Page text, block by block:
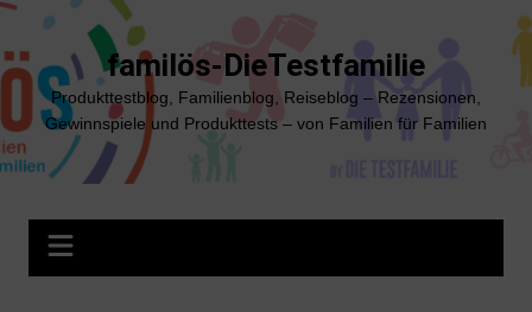
Zum
springen
familös-DieTestfamilie
Produkttestblog, Familienblog, Reiseblog – Rezensionen,
Gewinnspiele und Produkttests – von Familien für Familien